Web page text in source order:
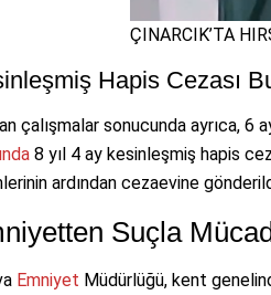
ÇINARCIK’TA
Hapis Cezası
çalışmalar sonucunda ayrıca, 6
8 yıl 4 ay kesinleşmiş hapis
ardından cezaevine
Suçla
Emniyet Müdürlüğü, kent